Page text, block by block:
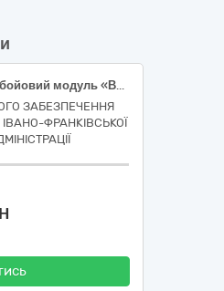
Дистанційно керований бойовий модуль «ВОЛЯ-Л-12,7» (без бойової частини) або еквівалент
ЗАБЕЗПЕЧЕННЯ
ФРАНКІВСЬКОЇ